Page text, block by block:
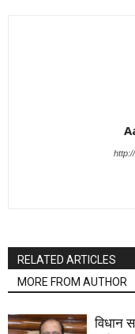
RELATED ARTICLES
MORE FROM AUTHOR
विधान